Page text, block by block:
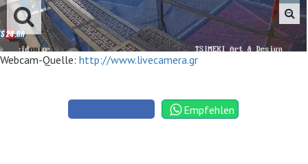
Webcam-Quelle: http://www.livecamera.gr
Empfehlen